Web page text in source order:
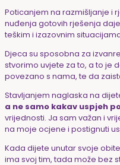
Poticanjem na razmišljanje i
nuđenja gotovih rješenja
teškim i izazovnim
Djeca su sposobna za
stvorimo uvjete za to, a to je
povezano s nama, te da
Stavljanjem naglaska na
a ne samo kakav uspjeh
vrijednosti. Ja sam važan i
na moje ocjene i postignuti
Kada dijete unutar svoje
ima svoj tim, tada može bez